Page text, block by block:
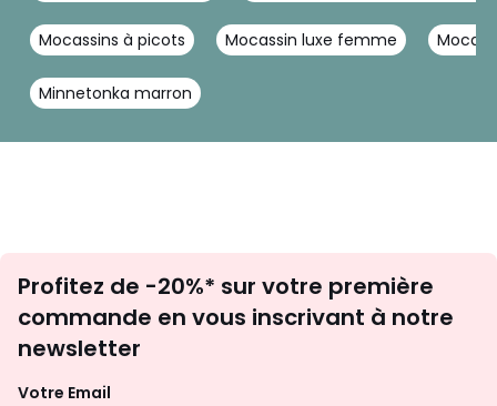
Mocassins à picots Mocassin luxe femme
Minnetonka marron
newsletter
Profitez de -20%* sur votre première
commande en vous inscrivant à notre
newsletter
Votre Email